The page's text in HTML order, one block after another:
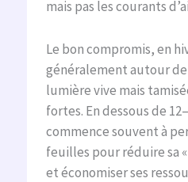
mais pas les courants
Le bon compromis, en
généralement autour de
lumière vive mais
fortes. En dessous de
commence souvent à
feuilles pour réduire sa
et économiser ses